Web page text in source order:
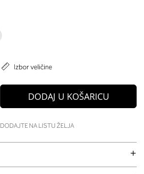
Izbor veličine
DODAJ U KOŠARICU
DODAJTE NA LISTU ŽELJA